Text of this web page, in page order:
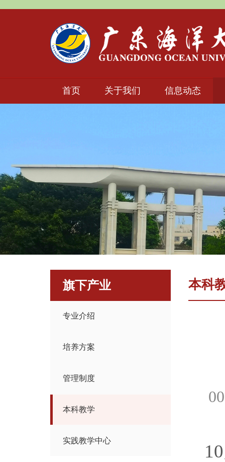
首页 关于我们 信息动态
旗下产业
专业介绍
培养方案
管理制度
本科教学
实践教学中心
本科